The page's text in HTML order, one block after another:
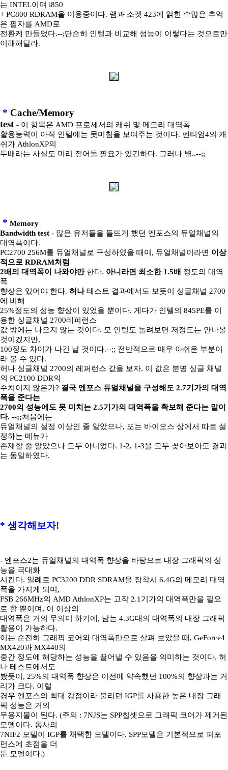
는 INTEL이며 i850
+ PC800 RDRAM을 이용중이다. 램과 소켓 423에 얽힌 수많은 추억
은 필자를 AMD로
전환케 만들었다.--;단순히 인텔과 비교해 성능이 이렇다는 것으로만
이해해달라.
* Cache/Memory
test - 이 항목은 AMD 프로세서의 캐쉬 및 메모리 대역폭
활용능력이 아직 인텔에는 못미침을 보여주는 것이다. 펜티엄4의 캐
쉬가 AthlonXP의
두배라는 사실도 미리 짚어둘 필요가 있긴하다. 그러나 별..--;;
* Memory
Bandwidth test - 많은 유저들을 들뜨게 했던 엔포스의 듀얼채널의
대역폭이다.
PC2700 256M를 듀얼채널로 구성하였을 때며, 듀얼채널이라면 이상
적으로 RDRAM처럼
2배의 대역폭이 나와야만한다. 아니라면 최소한 1.5배 정도의 대역
폭
향상은 있어야 한다. 허나테스트 결과에서도 보듯이 싱글채널 2700
에 비해
25%정도의 성능 향상이 있었을 뿐이다. 게다가 인텔의 845PE를 이
용한 싱글채널 2700레퍼런스
값 밖에는 나오지 않는 것이다. 모 인텔도 돌려보면 저정도는 안나올
것이겠지만,
100정도 차이가 나긴 날 것이다.--;; 전반적으로 매우 아쉬운 부분이
라 볼 수 있다.
허나 싱글채널 2700의 레퍼런스 값을 보자. 이 값은 분명 싱글 채널
의 PC2100 DDR의
수치이지 않은가? 결국 엔포스 듀얼채널을 구성해도 2.7기가의 대역
폭을 준다는
2700의 성능에도 못 미치는 2.5기가의 대역폭을 확보해 준다는 말이
다. --;;처음에는
듀얼채널의 설정 이상인 줄 알았으나, 또는 바이오스 상에서 따로 설
정하는 메뉴가
존재할 줄 알았으나 모두 아니었다. 1-2, 1-3을 모두 꽂아보아도 결과
는 동일하였다.
* 생각해보자!
- 엔포스2는 듀얼채널의 대역폭 향상을 바탕으로 내장 그래픽의 성
능을 극대화
시킨다. 일례로 PC3200 DDR SDRAM을 장착시 6.4G의 메모리 대역
폭을 가지게 되며,
FSB 266MHz의 AMD AthlonXP는 고작 2.1기가의 대역폭만을 필요
로 할 뿐이며, 이 이상의
대역폭은 거의 무의미 하기에, 남는 4.3G대의 대역폭의 내장 그래픽
활용이 가능하다.
이는 순전히 그래픽 코어와 대역폭만으로 살펴 보았을 때, GeForce4
MX420과 MX440의
중간 정도에 해당하는 성능을 끌어낼 수 있음을 의미하는 것이다. 허
나 테스트에서도
봤듯이, 25%의 대역폭 향상은 이전에 약속했던 100%의 향상과는 거
리가 크다. 이럴
경우 엔포스의 최대 강점이라 불리던 IGP를 사용한 높은 내장 그래
픽 성능은 거의
무용지물이 된다. (주의 : 7NJS는 SPP칩셋으로 그래픽 코어가 제거된
모델이다. 동사의
7NIF2 모델이 IGP를 채택한 모델이다. SPP모델은 기본적으로 퍼포
먼스에 초점을 더
둔 모델이다.)